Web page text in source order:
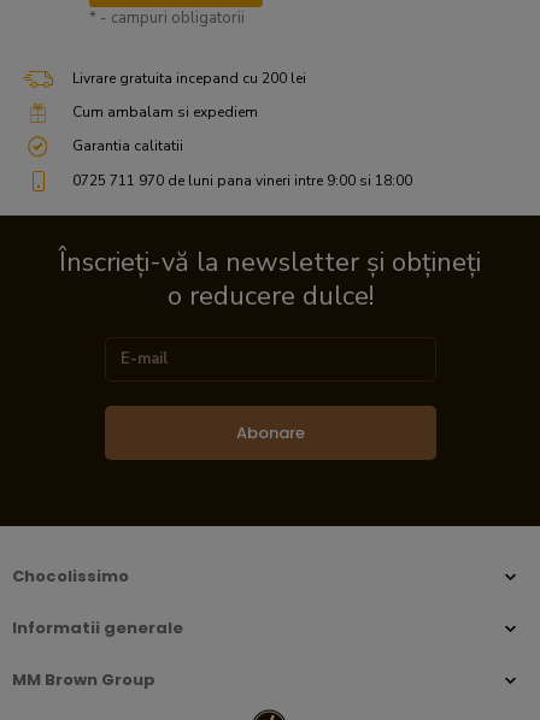
* - campuri obligatorii
Livrare gratuita incepand cu 200 lei
Cum ambalam si expediem
Garantia calitatii
0725 711 970 de luni pana vineri intre 9:00 si 18:00
Înscrieți-vă la newsletter și obțineți
o reducere dulce!
Abonare
Chocolissimo
Informatii generale
MM Brown Group